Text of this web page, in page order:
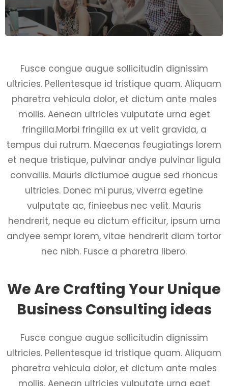
Fusce congue augue sollicitudin dignissim
ultricies. Pellentesque id tristique quam. Aliquam
pharetra vehicula dolor, et dictum ante males
mollis. Aenean ultricies vulputate urna eget
fringilla.Morbi fringilla ex ut velit gravida, a
tempus dui rutrum. Maecenas feugiatings lorem
et neque tristique, pulvinar andye pulvinar ligula
convallis. Mauris dictiumoe augue sed rhoncus
ultricies. Donec mi purus, viverra egetine
vulputate ac, finieebus nec velit. Mauris
hendrerit, neque eu dictum efficitur, ipsum urna
andyee sempr lorem, vitae hendrerit diam tortor
nec nibh. Fusce a pharetra libero.
We Are Crafting Your Unique
Business Consulting ideas
Fusce congue augue sollicitudin dignissim
ultricies. Pellentesque id tristique quam. Aliquam
pharetra vehicula dolor, et dictum ante males
mollis. Aenean ultricies vulputate urna eget